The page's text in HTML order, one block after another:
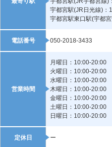
宇都宮駅(JR日光線)：
宇都宮駅東口駅(宇都
電話番号 050-2018-3433
営業時間
月曜日：10:00-20:00
火曜日：10:00-20:00
水曜日：10:00-20:00
木曜日：10:00-20:00
金曜日：10:00-20:00
土曜日：10:00-20:00
日曜日：10:00-20:00
定休日 ー